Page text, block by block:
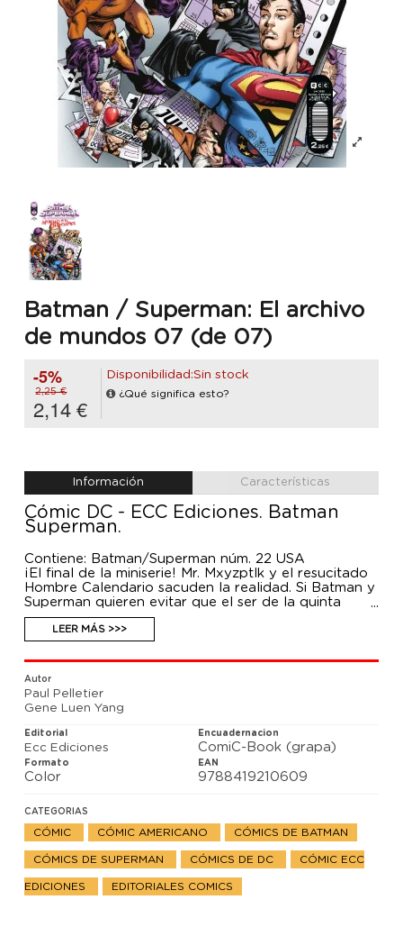
Batman / Superman: El archivo
de mundos 07 (de 07)
-5%
2,25 €
2,14 €
Disponibilidad:Sin stock
¿Qué significa esto?
Información Características
Cómic DC - ECC Ediciones. Batman
Superman.
Contiene: Batman/Superman núm. 22 USA
¡El final de la miniserie! Mr. Mxyzptlk y el resucitado
Hombre Calendario sacuden la realidad. Si Batman y
Superman quieren evitar que el ser de la quinta
dimensión ponga patas arriba la existencia, van a
tener que recurrir a algunos aliados inesperados.
LEER MÁS >>>
Autor
Paul Pelletier
Gene Luen Yang
Editorial
Ecc Ediciones
Encuadernacion
ComiC-Book (grapa)
Formato
Color
EAN
9788419210609
CATEGORIAS
CÓMIC CÓMIC AMERICANO CÓMICS DE BATMAN
CÓMICS DE SUPERMAN CÓMICS DE DC CÓMIC ECC
EDICIONES EDITORIALES COMICS